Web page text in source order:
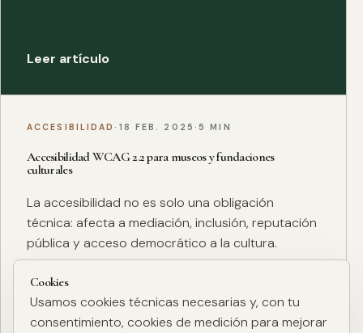
Leer artículo
ACCESIBILIDAD · 18 FEB. 2025 · 5 MIN
Accesibilidad WCAG 2.2 para museos y fundaciones
culturales
La accesibilidad no es solo una obligación
técnica: afecta a mediación, inclusión, reputación
pública y acceso democrático a la cultura.
Cookies
Usamos cookies técnicas necesarias y, con tu
consentimiento, cookies de medición para mejorar